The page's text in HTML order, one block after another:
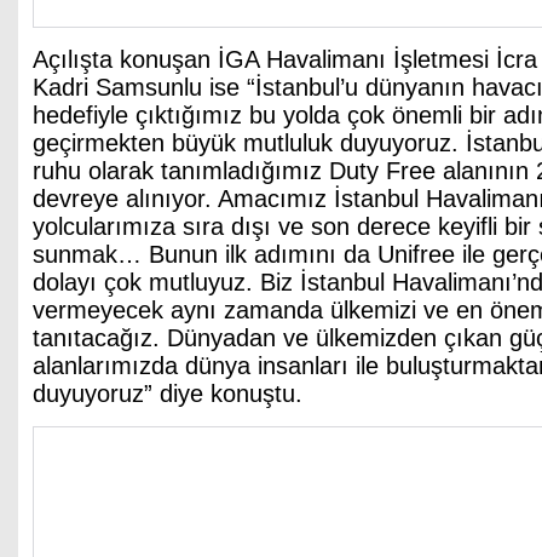
Açılışta konuşan İGA Havalimanı İşletmesi
Kadri Samsunlu ise “İstanbul’u dünyanın
hedefiyle çıktığımız bu yolda çok önemli bir
geçirmekten büyük mutluluk duyuyoruz.
ruhu olarak tanımladığımız Duty Free
devreye alınıyor. Amacımız İstanbul
yolcularımıza sıra dışı ve son derece keyifli
sunmak… Bunun ilk adımını da Unifree ile
dolayı çok mutluyuz. Biz İstanbul
vermeyecek aynı zamanda ülkemizi ve en
tanıtacağız. Dünyadan ve ülkemizden çıkan
alanlarımızda dünya insanları ile
duyuyoruz” diye konuştu.